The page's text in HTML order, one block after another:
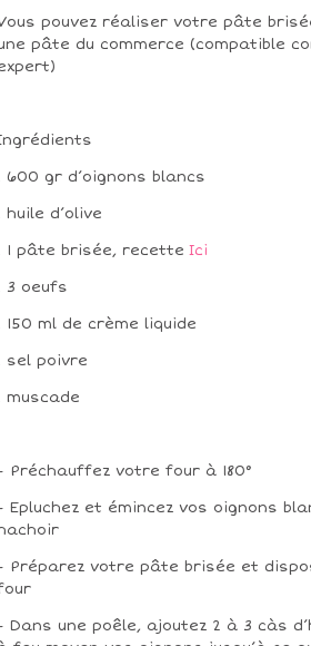
pouvez réaliser votre pâte
pâte du commerce (compatible
600 gr d’oignons blancs
huile d’olive
1 pâte brisée, recette Ici
3 oeufs
150 ml de crème liquide
sel poivre
muscade
Préchauffez votre four à 180°
Epluchez et émincez vos oignons
Préparez votre pâte brisée et
Dans une poêle, ajoutez 2 à 3 càs